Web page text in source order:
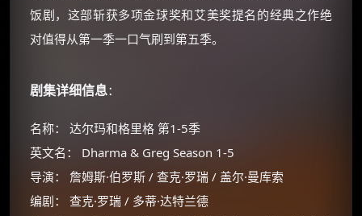
饭剧，这部斩获多项金球奖和艾美奖提名的经典之作绝
对值得从第一季一口气刷到第五季。
剧集详细信息：
名称： 达尔玛和格里格 第1-5季
英文名： Dharma & Greg Season 1-5
导演： 詹姆斯·伯罗斯 / 查克·罗瑞 / 盖尔·曼库索
编剧： 查克·罗瑞 / 多蒂·达特兰德